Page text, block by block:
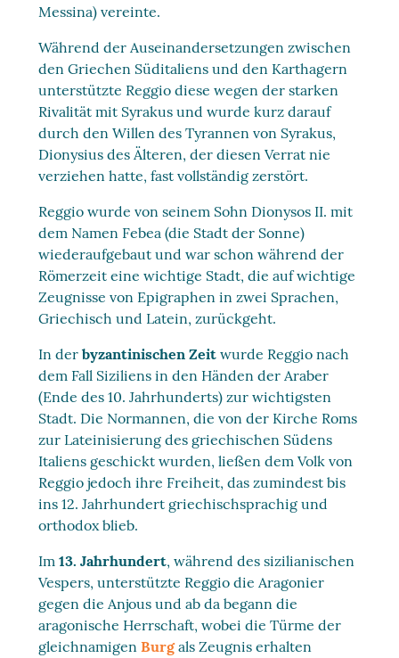
Messina) vereinte.
Während der Auseinandersetzungen zwischen
den Griechen Süditaliens und den Karthagern
unterstützte Reggio diese wegen der starken
Rivalität mit Syrakus und wurde kurz darauf
durch den Willen des Tyrannen von Syrakus,
Dionysius des Älteren, der diesen Verrat nie
verziehen hatte, fast vollständig zerstört.
Reggio wurde von seinem Sohn Dionysos II. mit
dem Namen Febea (die Stadt der Sonne)
wiederaufgebaut und war schon während der
Römerzeit eine wichtige Stadt, die auf wichtige
Zeugnisse von Epigraphen in zwei Sprachen,
Griechisch und Latein, zurückgeht.
In derbyzantinischen Zeit wurde Reggio nach
dem Fall Siziliens in den Händen der Araber
(Ende des 10. Jahrhunderts) zur wichtigsten
Stadt. Die Normannen, die von der Kirche Roms
zur Lateinisierung des griechischen Südens
Italiens geschickt wurden, ließen dem Volk von
Reggio jedoch ihre Freiheit, das zumindest bis
ins 12. Jahrhundert griechischsprachig und
orthodox blieb.
Im13. Jahrhundert, während des sizilianischen
Vespers, unterstützte Reggio die Aragonier
gegen die Anjous und ab da begann die
aragonische Herrschaft, wobei die Türme der
gleichnamigenBurgals Zeugnis erhalten